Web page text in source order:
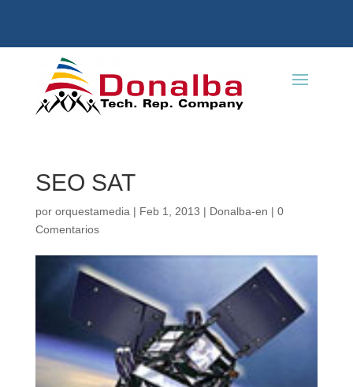
SEO SAT
por orquestamedia | Feb 1, 2013 | Donalba-en | 0
Comentarios